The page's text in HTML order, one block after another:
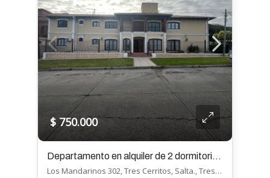
$ 750.000
Departamento en alquiler de 2 dormitorios en Tres Cerritos
Los Mandarinos 302, Tres Cerritos, Salta., Tres Cerritos, Salta